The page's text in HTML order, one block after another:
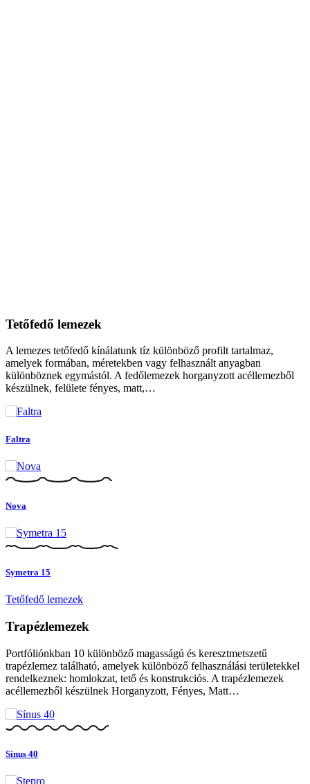
Tetőfedő lemezek
A lemezes tetőfedő kínálatunk tíz különböző profilt tartalmaz,
amelyek formában, méretekben vagy felhasznált anyagban
különböznek egymástól. A fedőlemezek horganyzott acéllemezből
készülnek, felülete fényes, matt,…
Faltra
Nova
Symetra 15
Tetőfedő lemezek
Trapézlemezek
Portfóliónkban 10 különböző magasságú és keresztmetszetű
trapézlemez található, amelyek különböző felhasználási területekkel
rendelkeznek: homlokzat, tető és konstrukciós. A trapézlemezek
acéllemezből készülnek Horganyzott, Fényes, Matt…
Sínus 40